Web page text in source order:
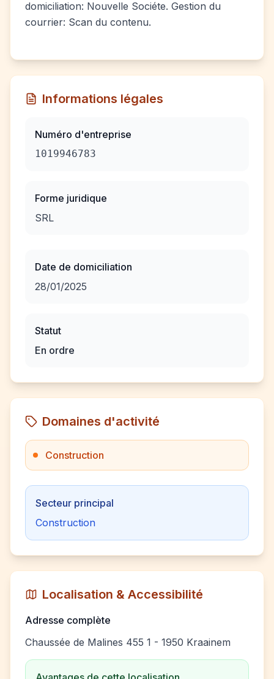
domiciliation: Nouvelle Sociéte. Gestion du
courrier: Scan du contenu.
Informations légales
Numéro d'entreprise
1019946783
Forme juridique
SRL
Date de domiciliation
28/01/2025
Statut
En ordre
Domaines d'activité
Construction
Secteur principal
Construction
Localisation & Accessibilité
Adresse complète
Chaussée de Malines 455 1 - 1950 Kraainem